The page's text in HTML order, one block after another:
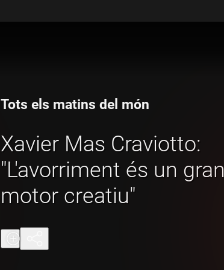
Tots els matins del món
Xavier Mas Craviotto:
"L'avorriment és un gran
motor creatiu"